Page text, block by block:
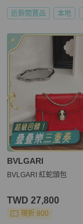
近新閒置品 本地
BVLGARI
BVLGARI 紅蛇頭包
TWD 27,800
現折 800